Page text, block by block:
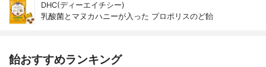
DHC(ディーエイチシー)
乳酸菌とマヌカハニーが入った プロポリスのど飴
飴おすすめランキング